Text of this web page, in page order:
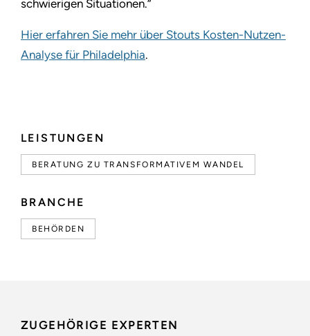
LEISTUNGEN
BERATUNG ZU TRANSFORMATIVEM WANDEL
BRANCHE
BEHÖRDEN
schwierigen Situationen.”
Hier erfahren Sie mehr über Stouts Kosten-Nutzen-
Analyse für Philadelphia.
ZUGEHÖRIGE EXPERTEN